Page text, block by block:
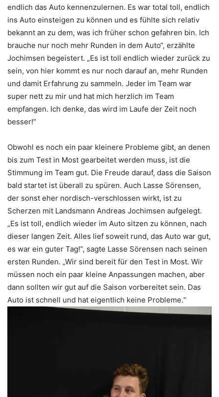
endlich das Auto kennenzulernen. Es war total toll, endlich
ins Auto einsteigen zu können und es fühlte sich relativ
bekannt an zu dem, was ich früher schon gefahren bin. Ich
brauche nur noch mehr Runden in dem Auto“, erzählte
Jochimsen begeistert. „Es ist toll endlich wieder zurück zu
sein, von hier kommt es nur noch darauf an, mehr Runden
und damit Erfahrung zu sammeln. Jeder im Team war
super nett zu mir und hat mich herzlich im Team
empfangen. Ich denke, das wird im Laufe der Zeit noch
besser!“
Obwohl es noch ein paar kleinere Probleme gibt, an denen
bis zum Test in Most gearbeitet werden muss, ist die
Stimmung im Team gut. Die Freude darauf, dass die Saison
bald startet ist überall zu spüren. Auch Lasse Sörensen,
der sonst eher nordisch-verschlossen wirkt, ist zu
Scherzen mit Landsmann Andreas Jochimsen aufgelegt.
„Es ist toll, endlich wieder im Auto sitzen zu können, nach
dieser langen Zeit. Alles lief soweit rund, das Auto war gut,
es war ein guter Tag!“, sagte Lasse Sörensen nach seinen
ersten Runden. „Wir sind bereit für den Test in Most. Wir
müssen noch ein paar kleine Anpassungen machen, aber
dann sollten wir gut auf die Saison vorbereitet sein. Das
Auto ist schnell und hat eigentlich keine Probleme.“